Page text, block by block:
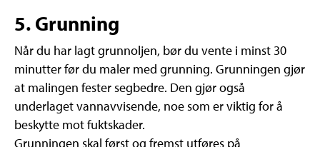
5. Grunning
Når du har lagt grunnoljen, bør du vente i minst 30
minutter før du maler med grunning. Grunningen gjør
at malingen fester segbedre. Den gjør også
underlaget vannavvisende, noe som er viktig for å
beskytte mot fuktskader.
Grunningen skal først og fremst utføres på